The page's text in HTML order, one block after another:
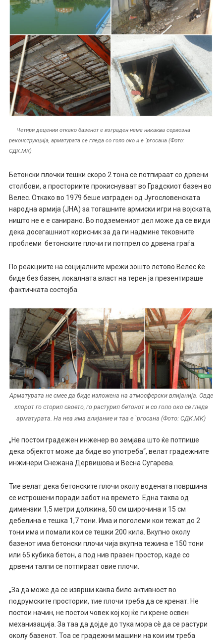
Четири децении откако базенот е изграден нема никаква сериозна
реконструкција, арматурата се гледа со голо око и е `ргосана (Фото:
СДК.МК)
Бетонски плочки тешки скоро 2 тона се потпираат со дрвени
столбови, а просториите прокиснуваат во Градскиот базен во
Велес. Откако во 1979 беше изграден од Југословенската
народна армија (ЈНА) за тогашните армиски игри на војската,
ништо не е е санирано. Во подземениот дел може да се види
дека досегашниот корисник за да ги надмине тековните
проблеми бетонските плочи ги потпрел со дрвена граѓа.
По реакциите на социјалните мрежи зошто летово Велес ќе
биде без базен, локалната власт на терен ја презентираше
фактичката состојба.
Арматурата не смее да биде изложена на атмосферски влијанија. Овде
хлорот го сторил своето, го растурил бетонот и со голо око се гледа
арматурата. На неа има влијание и таа е `ргосана (Фото: СДК.МК)
„Не постои градежен инженер во земјава што ќе потпише
дека објектот може да биде во употреба“, велат градежните
инжинери Снежана Дервишова и Весна Сугарева.
Тие велат дека бетонските плочи околу водената површина
се истрошени поради забот на времето. Една таква од
димензии 1,5 метри должина, 50 см широчина и 15 см
дебелина е тешка 1,7 тони. Има и поголеми кои тежат до 2
тони има и помали кои се тешки 200 кила. Вкупно околу
базенот има бетонски плочи чија вкупна тежина е 150 тони
или 65 кубика бетон, а под нив празен простор, каде со
дрвени талпи се потпираат овие плочи.
„За да може да се изврши каква било активност во
подрумските простории, тие плочи треба да се кренат. Не
постои начин, не постои човек кој кој ќе ги крене освен
механизација. За таа да дојде до тука мора сè да се растури
околу базенот. Тоа се градежни машини на кои им треба